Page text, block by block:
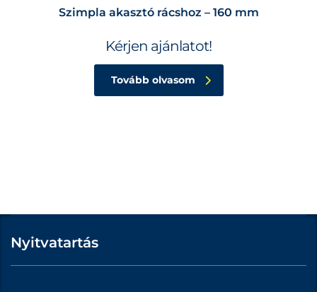
Szimpla akasztó rácshoz – 160 mm
Kérjen ajánlatot!
Tovább olvasom
Nyitvatartás